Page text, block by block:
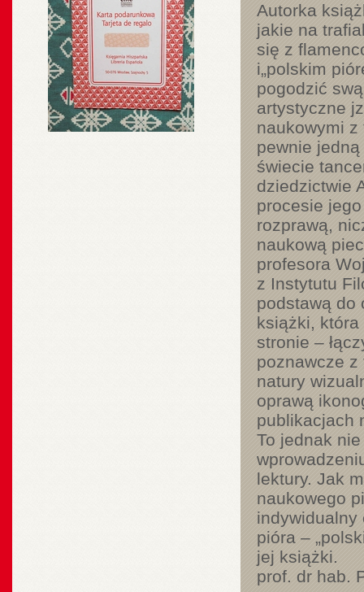
Autorka
jakie na
się z
i„polskim
pogodzić
artystyczne
naukowymi
pewnie
świecie
dziedzictwie
procesie
rozprawą,
naukową
profesora
z Instytutu
podstawą do
książki, która
stronie –
poznawcze
natury
oprawą
publikacjach
To jednak
lektury. Jak
naukowego
indywidualny
pióra –
jej książki.
prof. dr hab.